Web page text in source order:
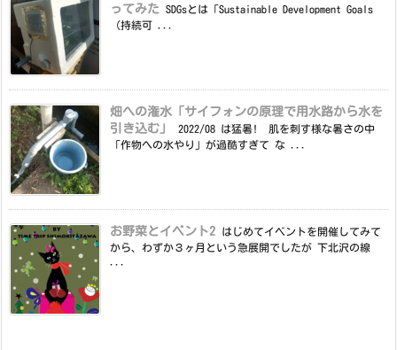
ってみた
SDGsとは「Sustainable Development Goals
（持続可 ...
畑への潅水「サイフォンの原理で用水路から水を
引き込む」
2022/08 は猛暑! 肌を刺す様な暑さの中
「作物への水やり」が過酷すぎて な ...
お野菜とイベント2
はじめてイベントを開催してみて
から、わずか３ヶ月という急展開でしたが 下北沢の線
...